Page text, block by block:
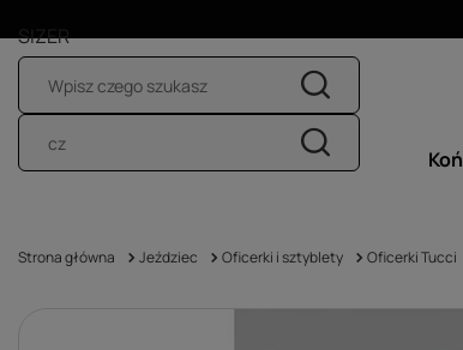
Koń
Strona główna Jeździec Oficerki i sztyblety Oficerki Tucci
SIZER